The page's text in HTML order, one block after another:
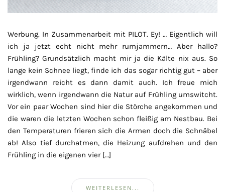
Werbung. In Zusammenarbeit mit PILOT. Ey! … Eigentlich will
ich ja jetzt echt nicht mehr rumjammern… Aber hallo?
Frühling? Grundsätzlich macht mir ja die Kälte nix aus. So
lange kein Schnee liegt, finde ich das sogar richtig gut – aber
irgendwann reicht es dann damit auch. Ich freue mich
wirklich, wenn irgendwann die Natur auf Frühling umswitcht.
Vor ein paar Wochen sind hier die Störche angekommen und
die waren die letzten Wochen schon fleißig am Nestbau. Bei
den Temperaturen frieren sich die Armen doch die Schnäbel
ab! Also tief durchatmen, die Heizung aufdrehen und den
Frühling in die eigenen vier […]
WEITERLESEN...